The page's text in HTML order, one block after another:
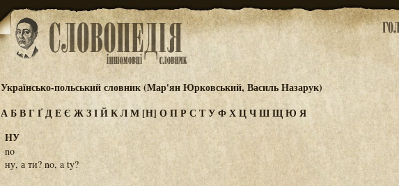
Українсько-польський словник (Мар'ян Юрковський, Василь Назарук)
АБВГҐДЕЄ ЖЗІЙКЛМ [Н] ОПРС ТУФХЦЧШЩЮ Я
НУ
no
ну, а ти? no, a ty?